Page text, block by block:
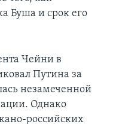
Буша и срок его
Чейни в
Путина за
незамеченной
Однако
российских